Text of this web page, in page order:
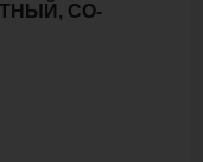
CO-